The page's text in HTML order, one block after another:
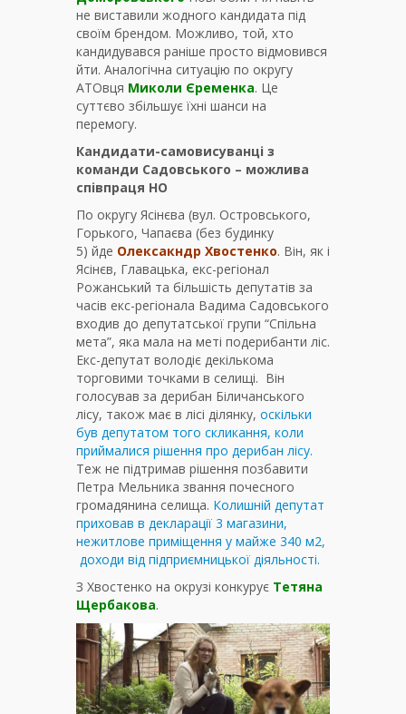
не виставили жодного кандидата під
своїм брендом. Можливо, той, хто
кандидувався раніше просто відмовився
йти. Аналогічна ситуацію по округу
АТОвця Миколи Єременка. Це
суттєво збільшує їхні шанси на
перемогу.
Кандидати-самовисуванці з
команди Садовського – можлива
співпраця НО
По округу Ясінєва (вул. Островського,
Горького, Чапаєва (без будинку
5) йде Олексакндр Хвостенко. Він, як і
Ясінєв, Главацька, екс-регіонал
Рожанський та більшість депутатів за
часів екс-регіонала Вадима Садовського
входив до депутатської групи “Спільна
мета”, яка мала на меті подерибанти ліс.
Екс-депутат володіє декількома
торговими точками в селищі. Він
голосував за дерибан Біличанського
лісу, також має в лісі ділянку, оскільки
був депутатом того скликання, коли
приймалися рішення про дерибан лісу.
Теж не підтримав рішення позбавити
Петра Мельника звання почесного
громадянина селища. Колишній депутат
приховав в декларації 3 магазини,
нежитлове приміщення у майже 340 м2,
доходи від підприємницької діяльності.
З Хвостенко на окрузі конкурує Тетяна
Щербакова.